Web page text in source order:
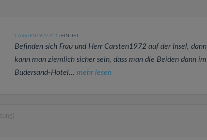
CARSTEN1972 (517 )FINDET:
Befinden sich Frau und Herr Carsten1972 auf der Insel, dann
kann man ziemlich sicher sein, dass man die Beiden dann im
Budersand-Hotel... mehr lesen